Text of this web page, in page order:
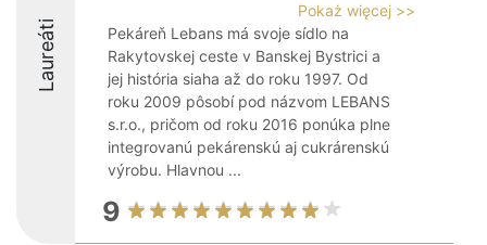
Laureáti
Pokaż więcej >>
Pekáreň Lebans má svoje sídlo na
Rakytovskej ceste v Banskej Bystrici a
jej história siaha až do roku 1997. Od
roku 2009 pôsobí pod názvom LEBANS
s.r.o., pričom od roku 2016 ponúka plne
integrovanú pekárenskú aj cukrárenskú
výrobu. Hlavnou ...
9